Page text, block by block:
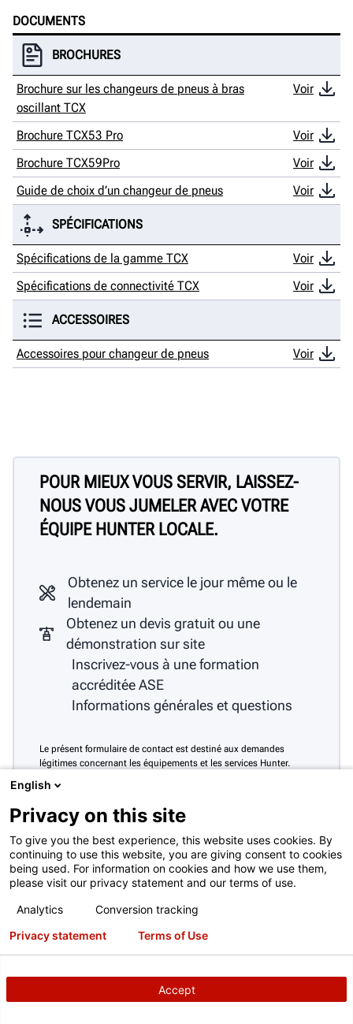
DOCUMENTS
BROCHURES
Brochure sur les changeurs de pneus à bras
oscillant TCX
Voir
Brochure TCX53 Pro
Voir
Brochure TCX59Pro
Voir
Guide de choix d’un changeur de pneus
Voir
SPÉCIFICATIONS
Spécifications de la gamme TCX
Voir
Spécifications de connectivité TCX
Voir
ACCESSOIRES
Accessoires pour changeur de pneus Voir
POUR MIEUX VOUS SERVIR, LAISSEZ-
NOUS VOUS JUMELER AVEC VOTRE
ÉQUIPE HUNTER LOCALE.
Obtenez un service le jour même ou le
lendemain
Obtenez un devis gratuit ou une
démonstration sur site
Inscrivez-vous à une formation
accréditée ASE
Informations générales et questions
Le présent formulaire de contact est destiné aux demandes
légitimes concernant les équipements et les services Hunter.
d’utilisation complètes
English
Privacy on this site
To give you the best experience, this website uses cookies. By
continuing to use this website, you are giving consent to cookies
being used. For information on cookies and how we use them,
please visit our privacy statement and our terms of use.
Analytics
Conversion tracking
Accept
Privacy statement Terms of Use